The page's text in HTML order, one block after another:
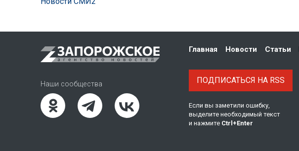
Наши сообщества ПОДПИСАТЬСЯ НА RSS
Если вы заметили ошибку,
выделите необходимый текст
и нажмите Ctrl +Enter
Главная Новости Статьи